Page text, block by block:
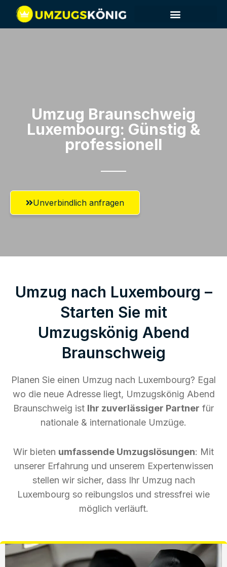
Umzug Braunschweig​
Luxembourg: Günstig &
professionell​
Unverbindlich anfragen
Umzug nach Luxembourg –
Starten Sie mit
Umzugskönig Abend
Braunschweig
Planen Sie einen Umzug nach Luxembourg? Egal
wo die neue Adresse liegt, Umzugskönig Abend
Braunschweig ist Ihr zuverlässiger Partner für
nationale & internationale Umzüge.
Wir bieten umfassende Umzugslösungen: Mit
unserer Erfahrung und unserem Expertenwissen
stellen wir sicher, dass Ihr Umzug nach
Luxembourg so reibungslos und stressfrei wie
möglich verläuft.